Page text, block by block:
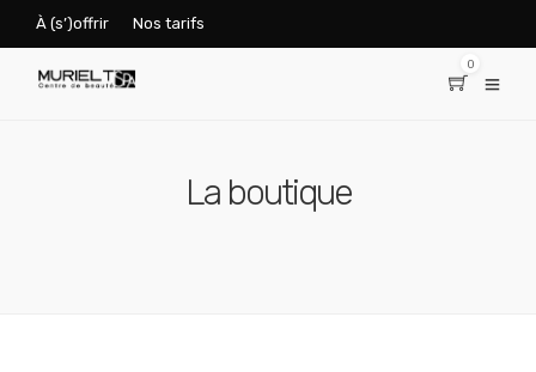
À (s’)offrir Nos tarifs
0
La boutique